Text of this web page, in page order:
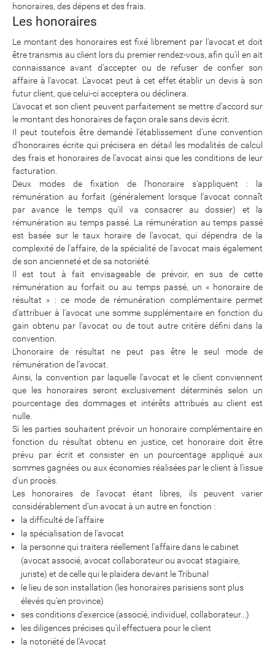
honoraires, des dépens et des frais.
Les honoraires
Le montant des honoraires est fixé librement par l'avocat et doit
être transmis au client lors du premier rendez-vous, afin qu'il en ait
connaissance avant d'accepter ou de refuser de confier son
affaire à l'avocat. L'avocat peut à cet effet établir un devis à son
futur client, que celui-ci acceptera ou déclinera.
L'avocat et son client peuvent parfaitement se mettre d'accord sur
le montant des honoraires de façon orale sans devis écrit.
Il peut toutefois être demandé l'établissement d'une convention
d'honoraires écrite qui précisera en détail les modalités de calcul
des frais et honoraires de l'avocat ainsi que les conditions de leur
facturation.
Deux modes de fixation de l'honoraire s'appliquent : la
rémunération au forfait (généralement lorsque l'avocat connaît
par avance le temps qu'il va consacrer au dossier) et la
rémunération au temps passé. La rémunération au temps passé
est basée sur le taux horaire de l'avocat, qui dépendra de la
complexité de l'affaire, de la spécialité de l'avocat mais également
de son ancienneté et de sa notoriété.
Il est tout à fait envisageable de prévoir, en sus de cette
rémunération au forfait ou au temps passé, un « honoraire de
résultat » : ce mode de rémunération complémentaire permet
d'attribuer à l'avocat une somme supplémentaire en fonction du
gain obtenu par l'avocat ou de tout autre critère défini dans la
convention.
L'honoraire de résultat ne peut pas être le seul mode de
rémunération de l'avocat.
Ainsi, la convention par laquelle l'avocat et le client conviennent
que les honoraires seront exclusivement déterminés selon un
pourcentage des dommages et intérêts attribués au client est
nulle.
Si les parties souhaitent prévoir un honoraire complémentaire en
fonction du résultat obtenu en justice, cet honoraire doit être
prévu par écrit et consister en un pourcentage appliqué aux
sommes gagnées ou aux économies réalisées par le client à l'issue
d'un procès.
Les honoraires de l'avocat étant libres, ils peuvent varier
considérablement d'un avocat à un autre en fonction :
la difficulté de l'affaire
la spécialisation de l'avocat
la personne qui traitera réellement l'affaire dans le cabinet
(avocat associé, avocat collaborateur ou avocat stagiaire,
juriste) et de celle qui le plaidera devant le Tribunal
le lieu de son installation (les honoraires parisiens sont plus
élevés qu'en province)
ses conditions d'exercice (associé, individuel, collaborateur...)
les diligences précises qu'il effectuera pour le client
la notoriété de l'Avocat